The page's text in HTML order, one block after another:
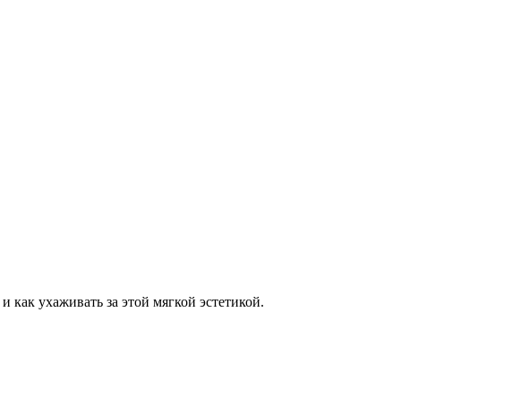
ухаживать за этой мягкой эстетикой.